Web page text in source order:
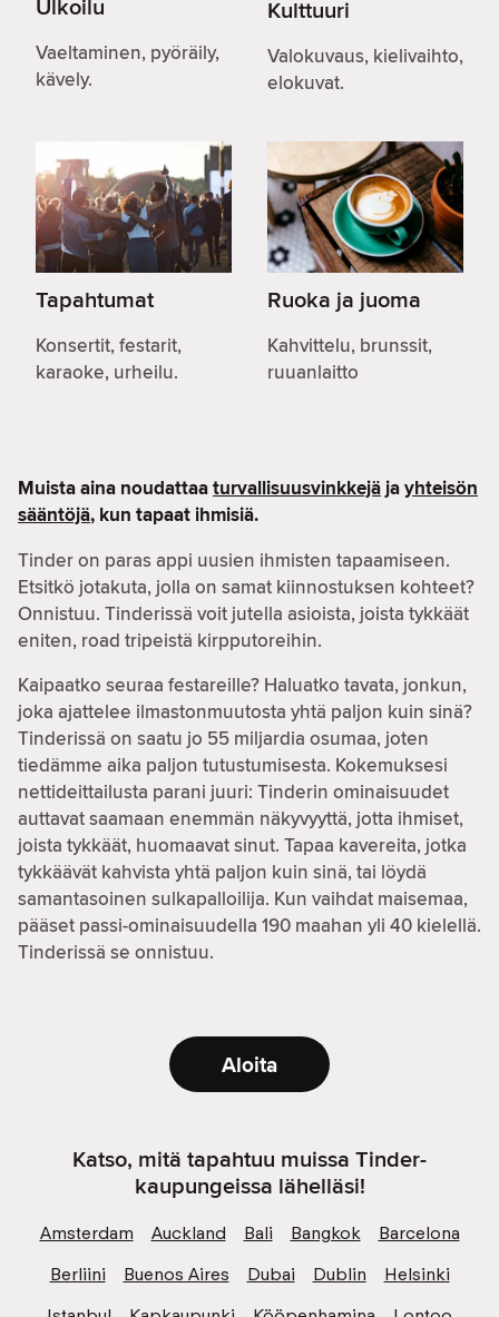
Ulkoilu
Vaeltaminen, pyöräily,
kävely.
Kulttuuri
Valokuvaus, kielivaihto,
elokuvat.
Tapahtumat
Konsertit, festarit,
karaoke, urheilu.
Ruoka ja juoma
Kahvittelu, brunssit,
ruuanlaitto
Muista aina noudattaaturvallisuusvinkkejäjayhteisön
sääntöjä, kun tapaat ihmisiä.
Tinder on paras appi uusien ihmisten tapaamiseen.
Etsitkö jotakuta, jolla on samat kiinnostuksen kohteet?
Onnistuu. Tinderissä voit jutella asioista, joista tykkäät
eniten, road tripeistä kirpputoreihin.
Kaipaatko seuraa festareille? Haluatko tavata, jonkun,
joka ajattelee ilmastonmuutosta yhtä paljon kuin sinä?
Tinderissä on saatu jo 55 miljardia osumaa, joten
tiedämme aika paljon tutustumisesta. Kokemuksesi
nettideittailusta parani juuri: Tinderin ominaisuudet
auttavat saamaan enemmän näkyvyyttä, jotta ihmiset,
joista tykkäät, huomaavat sinut. Tapaa kavereita, jotka
tykkäävät kahvista yhtä paljon kuin sinä, tai löydä
samantasoinen sulkapalloilija. Kun vaihdat maisemaa,
pääset passi-ominaisuudella 190 maahan yli 40 kielellä.
Tinderissä se onnistuu.
Aloita
Katso, mitä tapahtuu muissa Tinder-
kaupungeissa lähelläsi!
Amsterdam Auckland Bali Bangkok
Barcelona
Berliini
Buenos Aires Dubai Dublin
Helsinki